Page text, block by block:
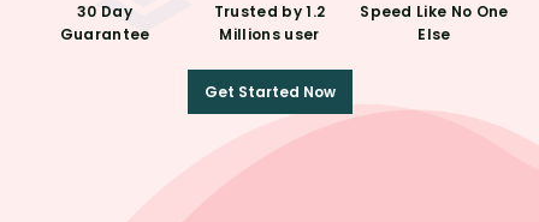
30 Day
Guarantee
Trusted by 1.2
Millions user
Speed Like No One
Else
Get Started Now